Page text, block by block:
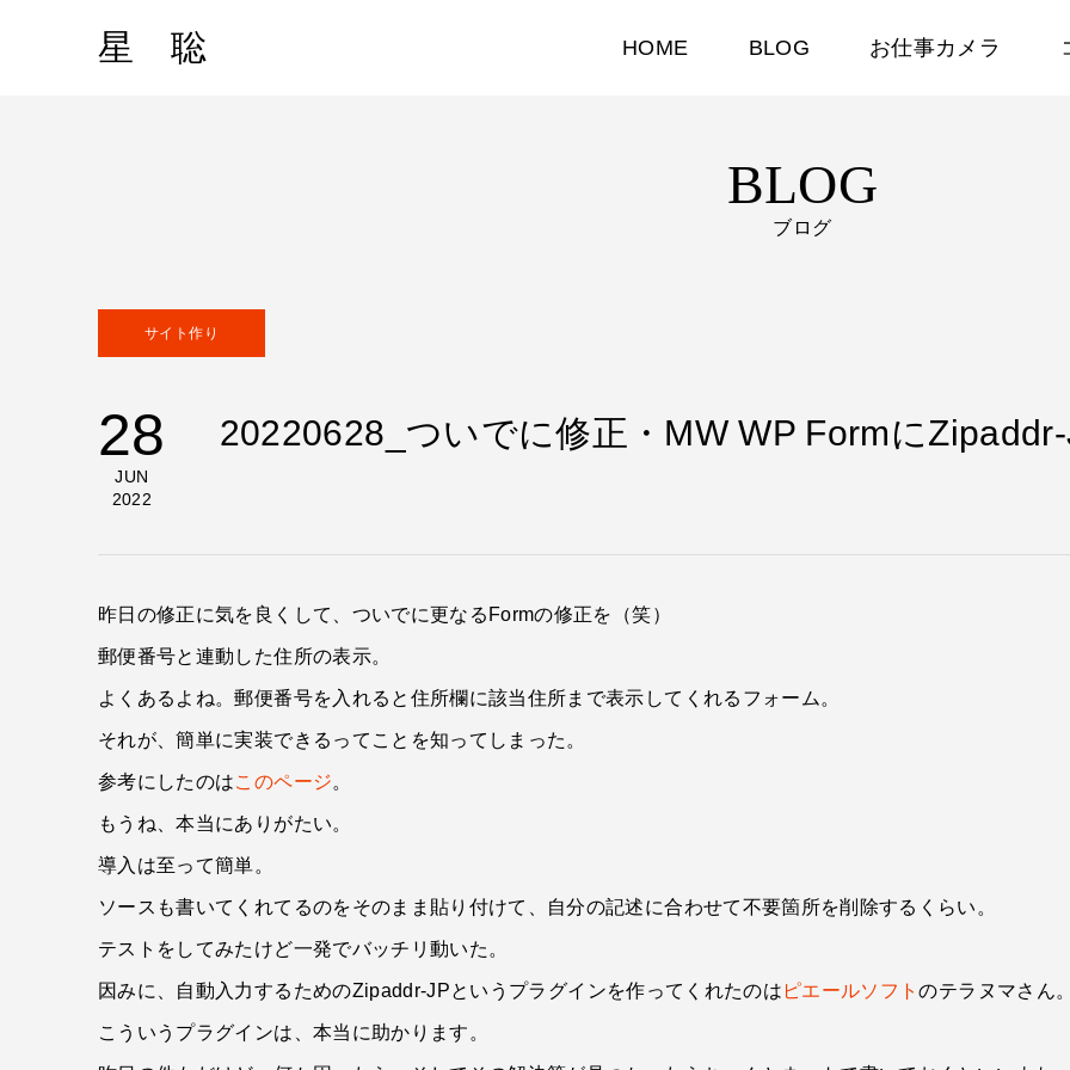
星 聡 HOME BLOG お仕事カメラ
BLOG
ブログ
サイト作り
28
JUN
2022
20220628_ついでに修正・MW WP Formに
昨日の修正に気を良くして、ついでに更なるFormの修正を（笑）
郵便番号と連動した住所の表示。
よくあるよね。郵便番号を入れると住所欄に該当住所まで表示してくれるフォーム。
それが、簡単に実装できるってことを知ってしまった。
参考にしたのはこのページ。
もうね、本当にありがたい。
導入は至って簡単。
ソースも書いてくれてるのをそのまま貼り付けて、自分の記述に合わせて不要箇所を削除するくらい。
テストをしてみたけど一発でバッチリ動いた。
因みに、自動入力するためのZipaddr-JPというプラグインを作ってくれたのは ピエールソフトのテラヌマさん
こういうプラグインは、本当に助かります。